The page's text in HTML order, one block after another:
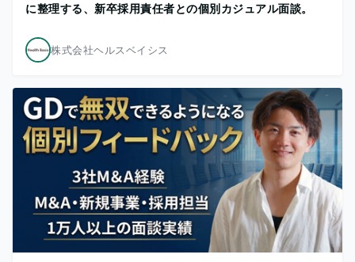
に整理する、新卒採用責任者との個別カジュアル面談。
株式会社ヘルスベイシス